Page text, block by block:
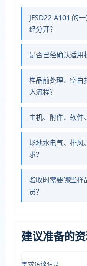
JESD22-A101 的
经分开？
是否已经确认适用
样品前处理、空白
入流程？
主机、附件、软件
场地水电气、排风
求？
验收时需要哪些样
员？
建议准备的
需求访谈记录